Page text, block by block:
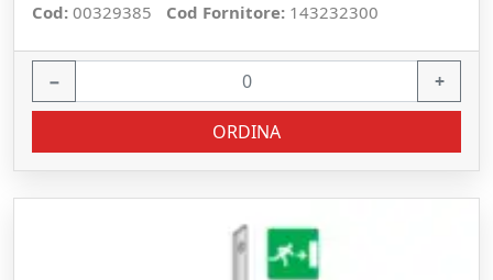
Cod: 00329385 Cod Fornitore: 143232300
− +
ORDINA